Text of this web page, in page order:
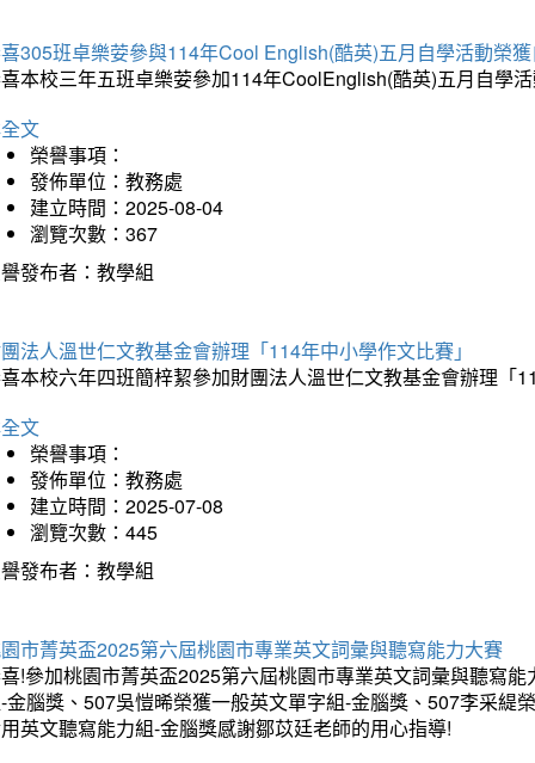
305班卓樂荌參與114年Cool English(酷英)五月自學活動榮
本校三年五班卓樂荌參加114年CoolEnglish(酷英)五月自學
文
榮譽事項：
發佈單位：教務處
建立時間：2025-08-04
瀏覽次數：367
發布者：教學組
法人溫世仁文教基金會辦理「114年中小學作文比賽」
本校六年四班簡梓絜參加財團法人溫世仁文教基金會辦理「
文
榮譽事項：
發佈單位：教務處
建立時間：2025-07-08
瀏覽次數：445
發布者：教學組
市菁英盃2025第六屆桃園市專業英文詞彙與聽寫能力大賽
!參加桃園市菁英盃2025第六屆桃園市專業英文詞彙與聽寫
金腦獎、507吳愷晞榮獲一般英文單字組-金腦獎、507李采緹
英文聽寫能力組-金腦獎感謝鄒苡廷老師的用心指導!